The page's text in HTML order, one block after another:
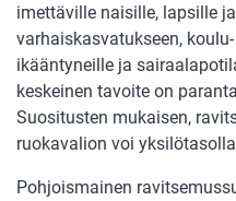
imettäville naisille, lapsille
varhaiskasvatukseen,
ikääntyneille ja
keskeinen tavoite on
Suositusten mukaisen,
ruokavalion voi
Pohjoismainen